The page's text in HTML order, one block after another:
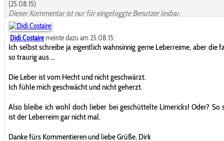
(25.08.15)
Dieser Kommentar ist nur für eingeloggte Benutzer lesbar.
Didi.Costairemeinte dazu am 25.08.15:
Ich selbst schreibe ja eigentlich wahnsinnig gerne Leberreime, aber die
so traurig aus ...
Die Leber ist vom Hecht und nicht geschwärzt.
Ich fühle mich geschwächt und nicht geherzt.
Also bleibe ich wohl doch lieber bei geschüttelte Limericks! Oder? So
ist der Leberreim gar nicht mal.
Danke fürs Kommentieren und liebe Grüße, Dirk